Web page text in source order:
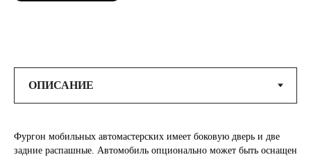
Фургон мобильных автомастерских имеет боковую дверь и две
задние распашные. Автомобиль опционально может быть оснащен